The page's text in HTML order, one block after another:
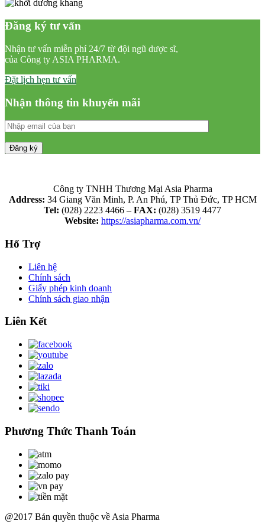
Đăng ký tư vấn
Nhận tư vấn miễn phí 24/7 từ đội ngũ dược sĩ,
của Công ty ASIA PHARMA.
Đặt lịch hẹn tư vấn
Nhận thông tin khuyến mãi
Công ty TNHH Thương Mại Asia Pharma
Address: 34 Giang Văn Minh, P. An Phú, TP Thủ Đức, TP HCM
Tel: (028) 2223 4466 – FAX: (028) 3519 4477
Website: https://asiapharma.com.vn/
Hổ Trợ
Liên hệ
Chính sách
Giấy phép kinh doanh
Chính sách giao nhận
Liên Kết
Phương Thức Thanh Toán
@2017 Bản quyền thuộc về Asia Pharma